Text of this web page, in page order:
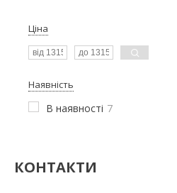
Ціна
Наявність
В наявності 7
КОНТАКТИ